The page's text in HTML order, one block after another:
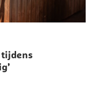
tijdens